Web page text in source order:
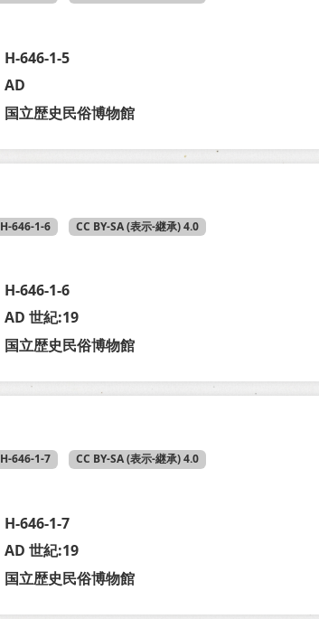
H-646-1-5
AD
国立歴史民俗博物館
H-646-1-6 CC BY-SA (表示-継承) 4.0
H-646-1-6
AD 世紀:19
国立歴史民俗博物館
H-646-1-7 CC BY-SA (表示-継承) 4.0
H-646-1-7
AD 世紀:19
国立歴史民俗博物館